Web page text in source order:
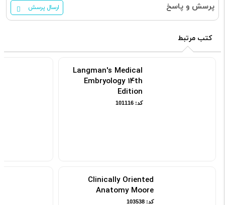
پرسش و پاسخ ارسال پرسش
کتب مرتبط
Langman's Medical
Embryology 14th
Edition
کد: 101116
Clinically Oriented
Anatomy Moore
کد: 103538